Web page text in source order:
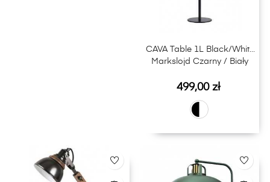
CAVA Table 1L Black/White
Markslojd Czarny / Biały
Cena
499,00 zł